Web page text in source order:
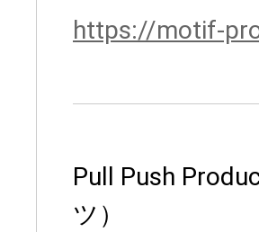
https://motif-
Pull Push
ツ）